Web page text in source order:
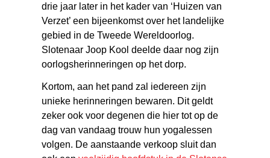
drie jaar later in het kader van ‘Huizen van
Verzet’ een bijeenkomst over het landelijke
gebied in de Tweede Wereldoorlog.
Slotenaar Joop Kool deelde daar nog zijn
oorlogsherinneringen op het dorp.
Kortom, aan het pand zal iedereen zijn
unieke herinneringen bewaren. Dit geldt
zeker ook voor degenen die hier tot op de
dag van vandaag trouw hun yogalessen
volgen. De aanstaande verkoop sluit dan